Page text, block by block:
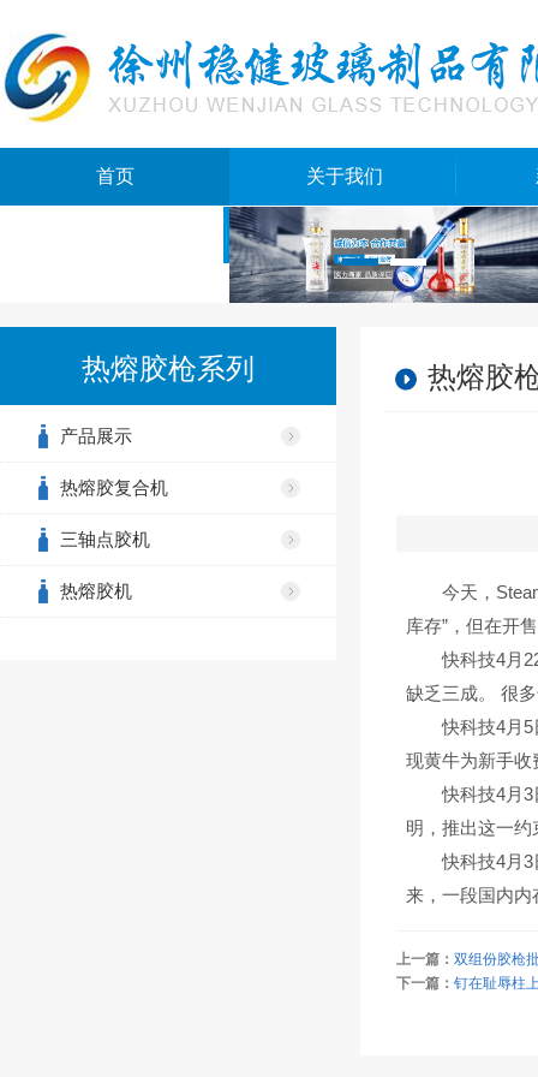
首页 关于我们
热熔胶枪系列
产品展示
热熔胶复合机
三轴点胶机
热熔胶机
热熔胶
今天，Steam
库存”，但在开
快科技4月22
缺乏三成。 很
快科技4月5日
现黄牛为新手
快科技4月3日
明，推出这一
快科技4月3日
来，一段国内
上一篇： 双组份胶枪
下一篇： 钉在耻辱柱